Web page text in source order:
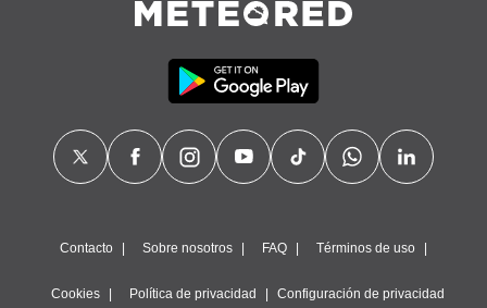
Contacto Sobre nosotros FAQ Términos de uso
Cookies Política de privacidad Configuración de privacidad